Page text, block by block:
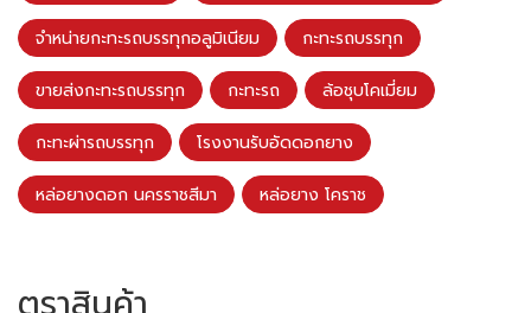
จำหน่ายกะทะรถบรรทุกอลูมิเนียม กะทะรถบรรทุก
ขายส่งกะทะรถบรรทุก กะทะรถ ล้อชุบโคเมี่ยม
กะทะผ่ารถบรรทุก โรงงานรับอัดดอกยาง
หล่อยางดอก นครราชสีมา หล่อยาง โคราช